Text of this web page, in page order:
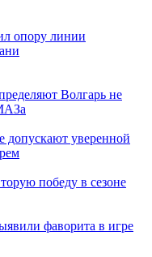
опору линии
Волгарь не
допускают уверенной
победу в сезоне
фаворита в игре